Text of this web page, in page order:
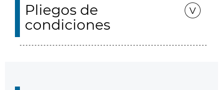
Pliegos de
condiciones